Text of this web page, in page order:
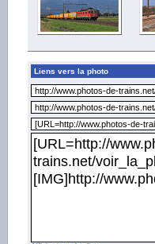
Liens vers la photo